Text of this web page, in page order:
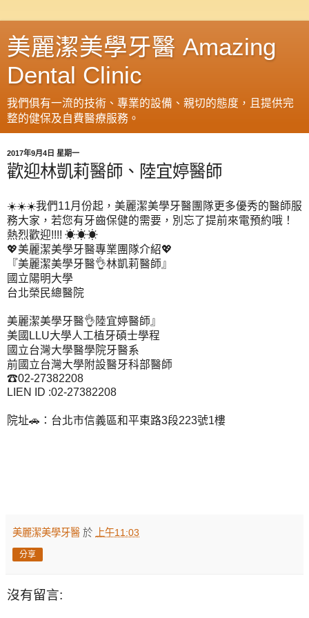
美麗潔美學牙醫 Amazing
Dental Clinic
我們俱有一流的技術、專業的設備、親切的態度，且提供完
整的健保及自費醫療服務。
2017年9月4日 星期一
歡迎林凱莉醫師、陸宜婷醫師
☀☀☀我們11月份起，美麗潔美學牙醫團隊更多優秀的醫師服
務大家，若您有牙齒保健的需要，別忘了提前來電預約哦！
熱烈歡迎!!!! ☀☀☀
💖美麗潔美學牙醫專業團隊介紹💖
『美麗潔美學牙醫👌林凱莉醫師』
國立陽明大學
台北榮民總醫院
美麗潔美學牙醫👌陸宜婷醫師』
美國 LLU大學人工植牙碩士學程
國立台灣大學醫學院牙醫系
前國立台灣大學附設醫牙科部醫師
☎02-27382208
LIEN ID :02-27382208
院址🚗 ：台北市信義區和平東路3段223號1樓
美麗潔美學牙醫 於 上午11:03
分享
沒有留言: